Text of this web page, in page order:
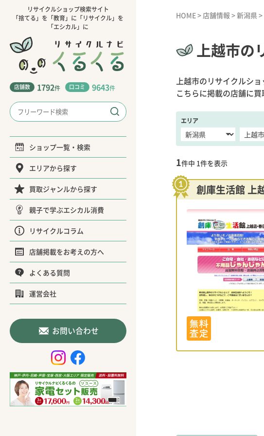
リサイクルショップ検索サイト
「捨てる」を「教育」に「リサイクル」を
「エシカル」に
店舗数 1792件 口コミ 9643件
ショップ一覧・検索
エリアから探す
買取ジャンルから探す
親子で学ぶエシカル消費
リサイクルコラム
店舗掲載をお考えの方へ
よくある質問
運営会社
お問い合わせ
HOME> 店舗情報 >新潟県 >
上越市の
上越市のリサイクルショ
こちらに掲載の店舗に
エリア
1件中 1件を表示
創庫生活館 上